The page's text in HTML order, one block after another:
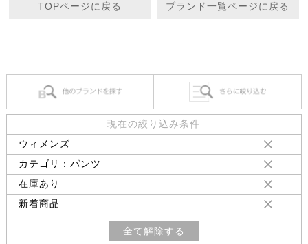
TOPページに戻る ブランド一覧ページに戻る
現在の絞り込み条件
ウィメンズ
カテゴリ：パンツ
在庫あり
新着商品
全て解除する